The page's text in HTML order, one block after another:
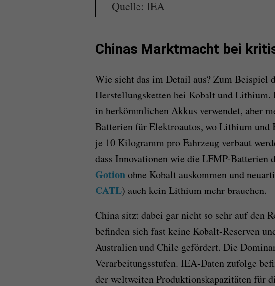
Quelle: IEA
Chinas Marktmacht bei
Wie sieht das im Detail aus? Zum Beispiel
Herstellungsketten bei Kobalt und Lithium.
in herkömmlichen Akkus verwendet, aber
Batterien für Elektroautos, wo Lithium und
je 10 Kilogramm pro Fahrzeug verbaut
dass Innovationen wie die LFMP-Batterien
Gotionohne Kobalt auskommen und
CATL) auch kein Lithium mehr brauchen.
China sitzt dabei gar nicht so sehr auf den
befinden sich fast keine Kobalt-Reserven
Australien und Chile gefördert. Die
Verarbeitungsstufen. IEA-Datenzufolge
der weltweiten Produktionskapazitäten für